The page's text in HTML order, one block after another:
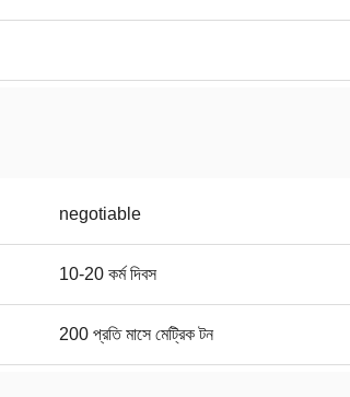
negotiable
10-20 কর্ম দিবস
200 প্রতি মাসে মেট্রিক টন